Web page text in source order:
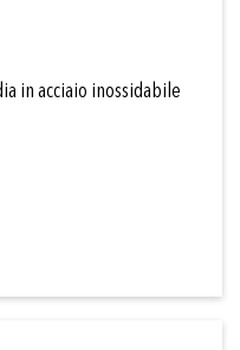
in acciaio inossidabile